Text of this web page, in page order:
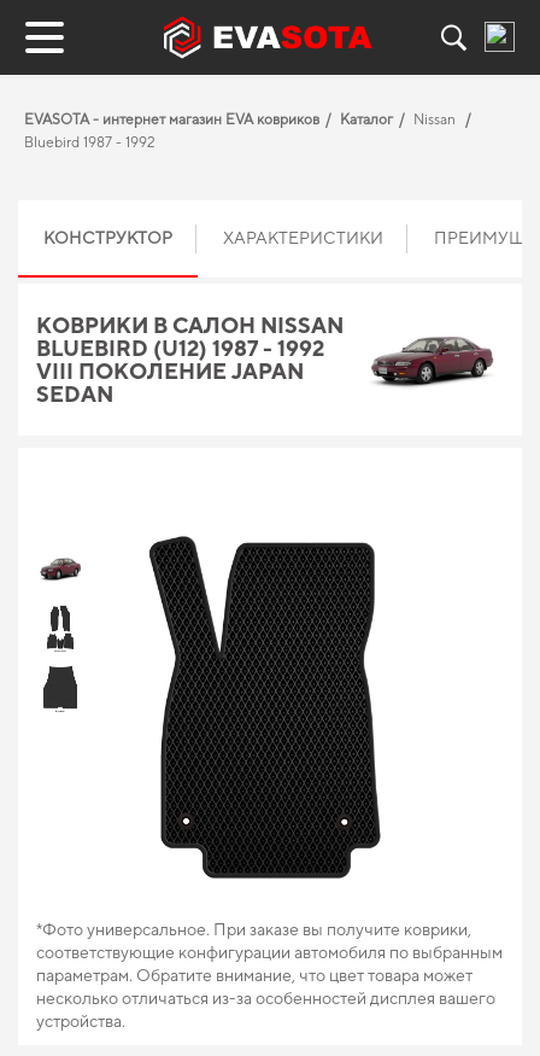
EVASOTA - интернет магазин EVA ковриков Каталог
Nissan
Bluebird 1987 - 1992
КОНСТРУКТОР ХАРАКТЕРИСТИКИ
КОВРИКИ В САЛОН NISSAN
BLUEBIRD (U12) 1987 - 1992
VIII ПОКОЛЕНИЕ JAPAN
SEDAN
*Фото универсальное. При заказе вы получите коврики,
соответствующие конфигурации автомобиля по выбранным
параметрам. Обратите внимание, что цвет товара может
несколько отличаться из-за особенностей дисплея вашего
устройства.